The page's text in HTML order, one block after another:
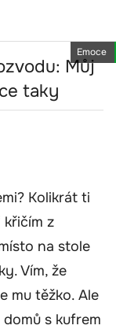
Emoce
Můj
taky
Kolikrát ti
křičím z
na stole
Vím, že
mu těžko. Ale
s kufrem